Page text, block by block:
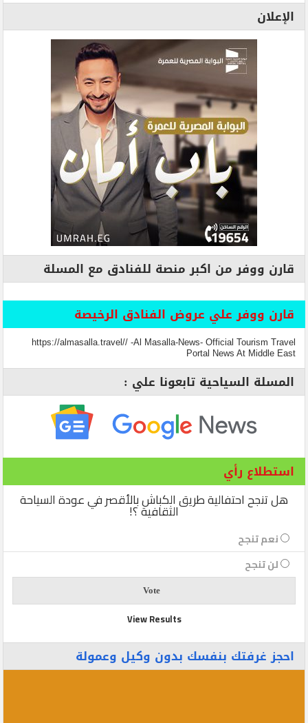
الإعلان
قارن ووفر من اكبر منصة للفنادق مع المسلة
قارن ووفر علي عروض الفنادق الرخيصة
https://almasalla.travel// -Al Masalla-News- Official Tourism Travel
Portal News At Middle East
المسلة السياحية تابعونا علي :
استطلاع رأي
هل تنجح احتفالية طريق الكباش بالأقصر في عودة السياحة
الثقافية ؟!
نعم تنجح
لن تنجح
View Results
احجز غرفتك بنفسك بدون وكيل وعمولة